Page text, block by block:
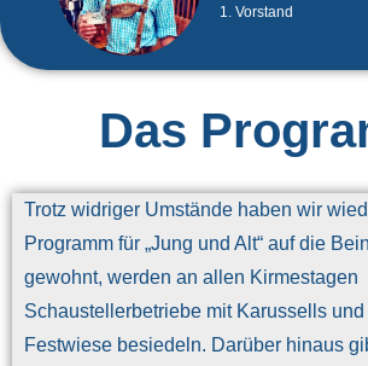
1. Vorstand
Das
Trotz widriger Umstände haben wir
Programm für „Jung und Alt“ auf die
gewohnt, werden an allen Kirmestagen
Schaustellerbetriebe mit Karussells
Festwiese besiedeln. Darüber hinaus